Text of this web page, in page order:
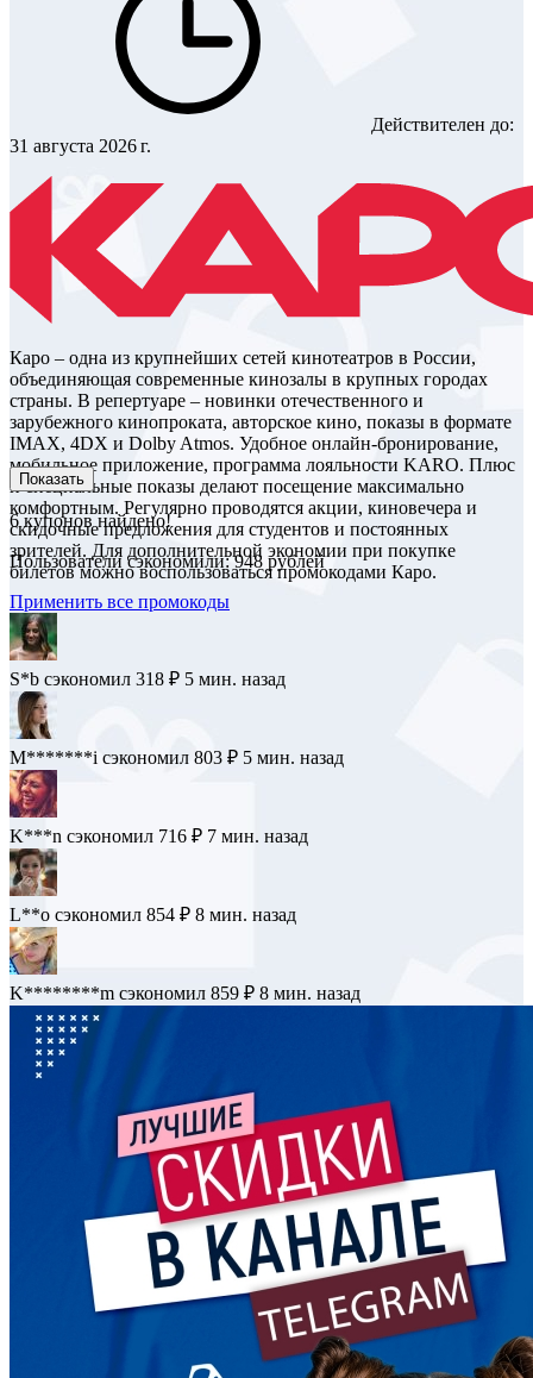
Действителен до:
31 августа 2026 г.
Каро – одна из крупнейших сетей кинотеатров в России,
объединяющая современные кинозалы в крупных городах
страны. В репертуаре – новинки отечественного и
зарубежного кинопроката, авторское кино, показы в формате
IMAX, 4DX и Dolby Atmos. Удобное онлайн-бронирование,
мобильное приложение, программа лояльности KARO. Плюс
и специальные показы делают посещение максимально
комфортным. Регулярно проводятся акции, киновечера и
скидочные предложения для студентов и постоянных
зрителей. Для дополнительной экономии при покупке
билетов можно воспользоваться промокодами Каро.
Показать
6купонов найдено!
Пользователи сэкономили: 948 рублей
Применить все промокоды
S*b сэкономил 318 ₽ 5 мин. назад
M*******i сэкономил 803 ₽ 5 мин. назад
K***n сэкономил 716 ₽ 7 мин. назад
L**o сэкономил 854 ₽ 8 мин. назад
K********m сэкономил 859 ₽ 8 мин. назад